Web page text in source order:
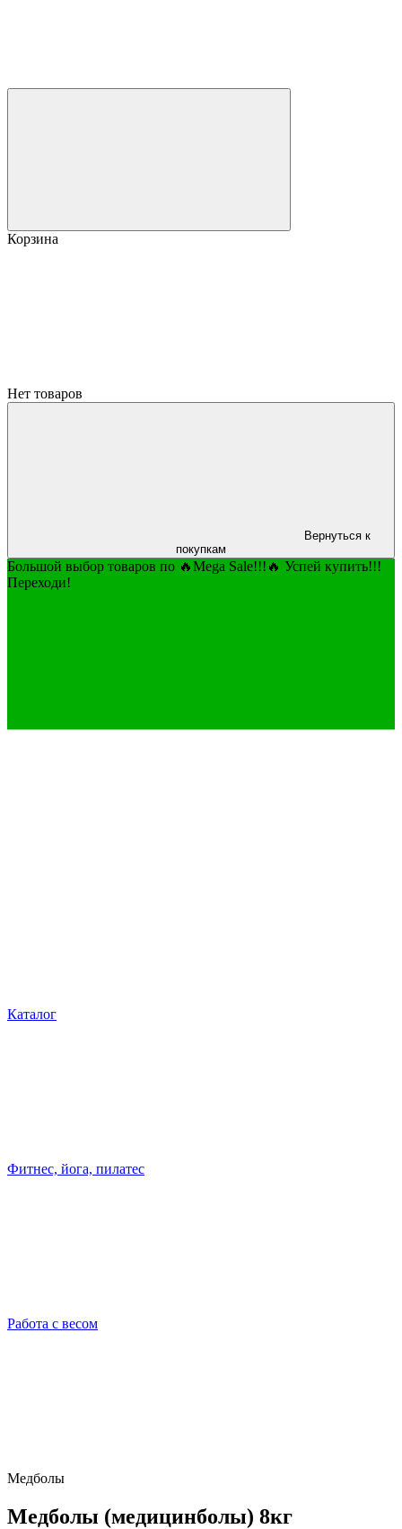
Корзина
Нет товаров
Вернуться к
покупкам
Большой выбор товаров по 🔥Mega Sale!!!🔥 Успей купить!!!
Переходи!
Каталог
Фитнес, йога, пилатес
Работа с весом
Медболы
Медболы (медицинболы) 8кг